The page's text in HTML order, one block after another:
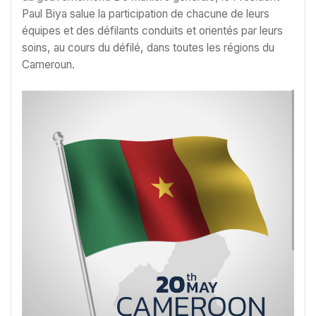
Paul Biya salue la participation de chacune de leurs
équipes et des défilants conduits et orientés par leurs
soins, au cours du défilé, dans toutes les régions du
Cameroun.